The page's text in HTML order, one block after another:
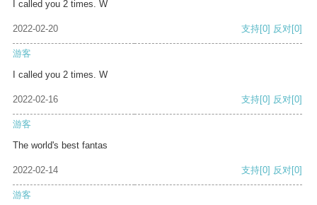
I called you 2 times. W
2022-02-20 支持[0] 反对[0]
游客
I called you 2 times. W
2022-02-16 支持[0] 反对[0]
游客
The world's best fantas
2022-02-14 支持[0] 反对[0]
游客